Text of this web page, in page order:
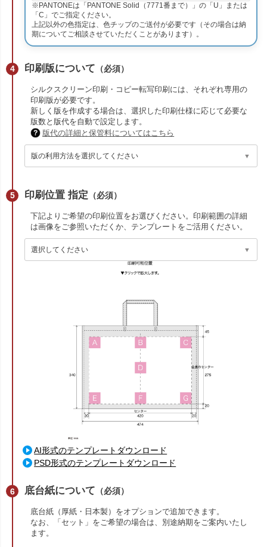
※PANTONEは「PANTONE Solid（7771番まで）」の「U」または
「C」でご指定ください。
上記以外の色指定は、色チップのご送付が必要です（その場合は納
期についてご相談させていただくことがあります）。
印刷版について （必須）
シルクスクリーン印刷・コピー転写印刷には、それぞれ専用の
印刷版が必要です。
新しく版を作成する場合は、選択した印刷仕様に応じて必要な
版数と版代を自動で設定します。
版代の詳細と保管料についてはこちら
印刷位置 指定 （必須）
下記よりご希望の印刷位置をお選びください。印刷範囲の詳細
は画像をご参照いただくか、テンプレートをご活用ください。
AI形式のテンプレートダウンロード
PSD形式のテンプレートダウンロード
底台紙について （必須）
底台紙（厚紙・日本製）をオプションで追加できます。
なお、「セット」をご希望の場合は、別途納期をご案内いたし
ます。